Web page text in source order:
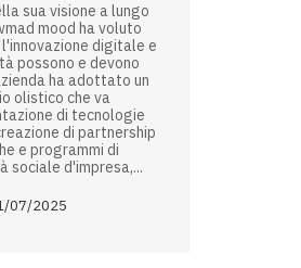
sua visione a lungo
mood ha voluto
digitale e
possono e devono
ha adottato un
olistico che va
di tecnologie
di partnership
e programmi di
sociale d'impresa,...
07/2025